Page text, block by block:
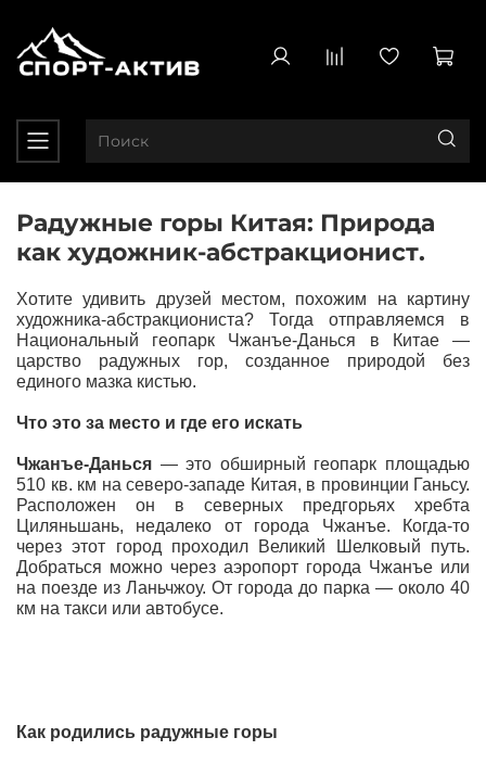
Радужные горы Китая: Природа
как художник-абстракционист.
Хотите удивить друзей местом, похожим на картину
художника-абстракциониста? Тогда отправляемся в
Национальный геопарк Чжанъе-Данься в Китае —
царство радужных гор, созданное природой без
единого мазка кистью.
Что это за место и где его искать
Чжанъе-Данься — это обширный геопарк площадью
510 кв. км на северо-западе Китая, в провинции Ганьсу.
Расположен он в северных предгорьях хребта
Циляньшань, недалеко от города Чжанъе. Когда-то
через этот город проходил Великий Шелковый путь.
Добраться можно через аэропорт города Чжанъе или
на поезде из Ланьчжоу. От города до парка — около 40
км на такси или автобусе.
Как родились радужные горы